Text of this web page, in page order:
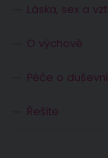
Láska, sex a
O výchově
Péče o
Řešíte